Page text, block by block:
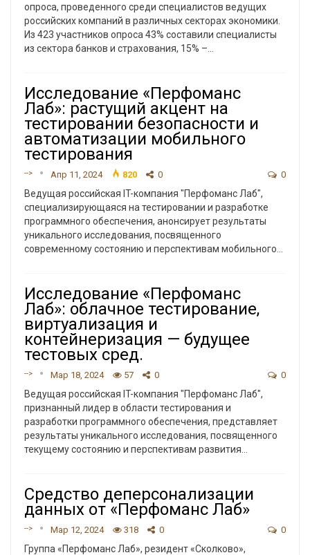
опроса, проведенного среди специалистов ведущих
российских компаний в различных секторах экономики.
Из 423 участников опроса 43% составили специалисты
из сектора банков и страхования, 15% –
Исследование «Перфоманс
Лаб»: растущий акцент на
тестировании безопасности и
автоматизации мобильного
тестирования
--> Апр 11, 2024 820 0 0
Ведущая российская IT-компания "Перфоманс Лаб",
специализирующаяся на тестировании и разработке
программного обеспечения, анонсирует результаты
уникального исследования, посвященного
современному состоянию и перспективам мобильного…
Исследование «Перфоманс
Лаб»: облачное тестирование,
виртуализация и
контейнеризация — будущее
тестовых сред.
--> Мар 18, 2024 57 0 0
Ведущая российская IT-компания "Перфоманс Лаб",
признанный лидер в области тестирования и
разработки программного обеспечения, представляет
результаты уникального исследования, посвященного
текущему состоянию и перспективам развития…
Средство деперсонализации
данных от «Перфоманс Лаб»
--> Мар 12, 2024 318 0 0
Группа «Перфоманс Лаб», резидент «Сколково»,